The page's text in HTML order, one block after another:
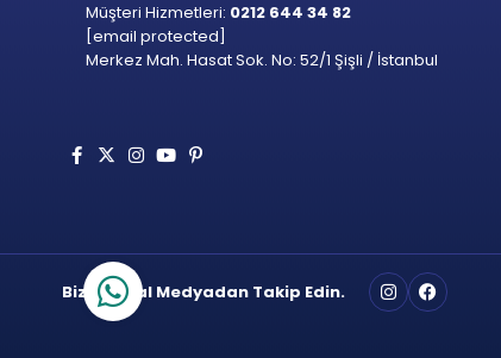
Müşteri Hizmetleri: 0212 644 34 82
[email protected]
Merkez Mah. Hasat Sok. No: 52/1 Şişli / İstanbul
Bizi Sosyal Medyadan Takip Edin.